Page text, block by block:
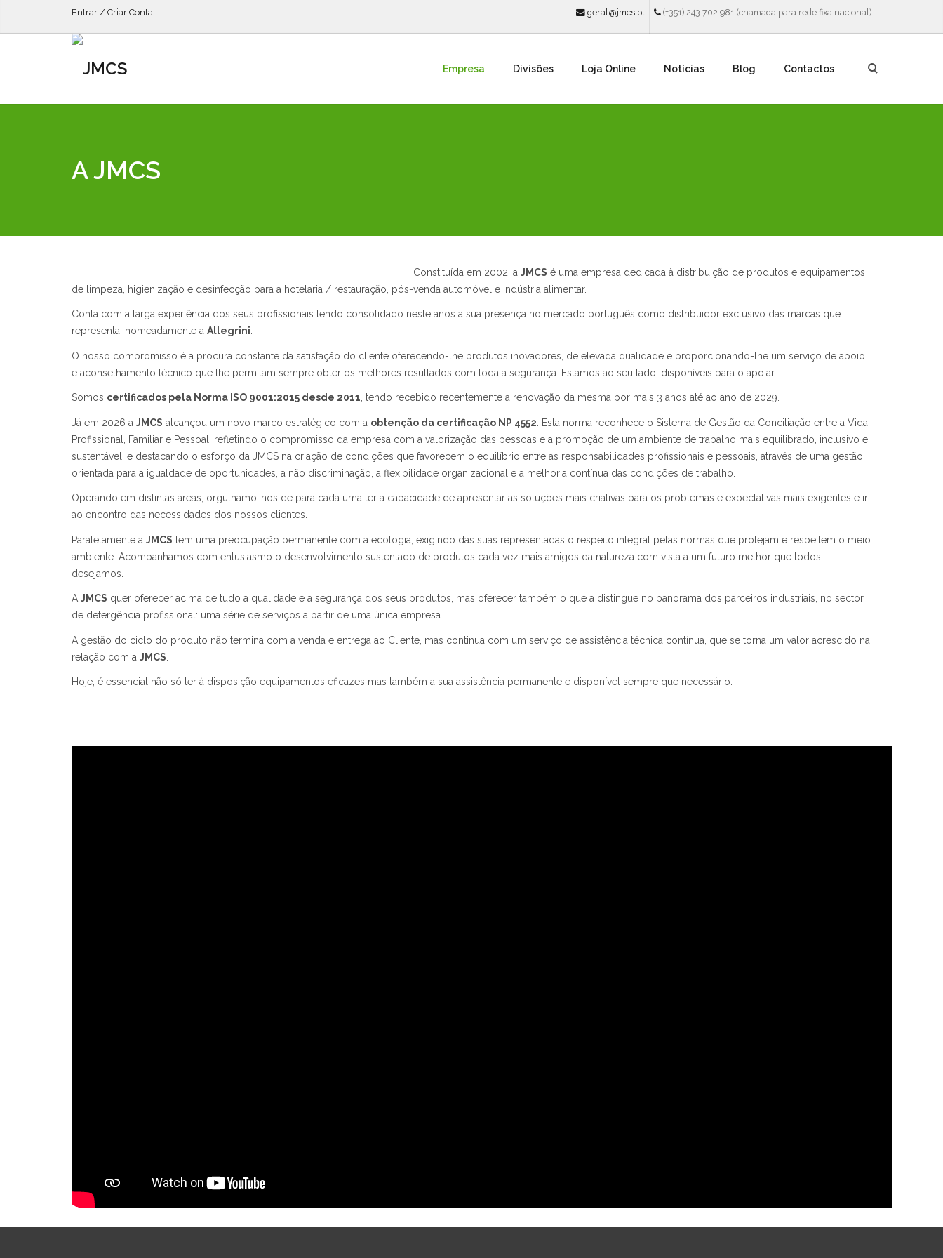
Entrar / Criar Conta geral@jmcs.pt (+351) 243 702 981 (chamada para rede fixa nacional)
Empresa Divisões Loja Online Notícias Blog Contactos
A JMCS
Constituída em 2002, a JMCS é uma empresa dedicada à distribuição de produtos e equipamentos
de limpeza, higienização e desinfecção para a hotelaria / restauração, pós-venda automóvel e indústria alimentar.
Conta com a larga experiência dos seus profissionais tendo consolidado neste anos a sua presença no mercado português como distribuidor exclusivo das marcas que
representa, nomeadamente a Allegrini
O nosso compromisso é a procura constante da satisfação do cliente oferecendo-lhe produtos inovadores, de elevada qualidade e proporcionando-lhe um serviço de apoio
e aconselhamento técnico que lhe permitam sempre obter os melhores resultados com toda a segurança. Estamos ao seu lado, disponíveis para o apoiar.
Somos certificados pela Norma ISO 9001:2015 desde 2011 , tendo recebido recentemente a renovação da mesma por mais 3 anos até ao ano de 2029.
Já em 2026 a JMCS alcançou um novo marco estratégico com a obtenção da certificação NP 4552 . Esta norma reconhece o Sistema de Gestão da Conciliação entre a Vida
Profissional, Familiar e Pessoal, refletindo o compromisso da empresa com a valorização das pessoas e a promoção de um ambiente de trabalho mais equilibrado, inclusivo e
sustentável, e destacando o esforço da JMCS na criação de condições que favorecem o equilíbrio entre as responsabilidades profissionais e pessoais, através de uma gestão
orientada para a igualdade de oportunidades, a não discriminação, a flexibilidade organizacional e a melhoria contínua das condições de trabalho.
Operando em distintas áreas, orgulhamo-nos de para cada uma ter a capacidade de apresentar as soluções mais criativas para os problemas e expectativas mais exigentes e ir
ao encontro das necessidades dos nossos clientes.
Paralelamente a JMCS tem uma preocupação permanente com a ecologia, exigindo das suas representadas o respeito integral pelas normas que protejam e respeitem o meio
ambiente. Acompanhamos com entusiasmo o desenvolvimento sustentado de produtos cada vez mais amigos da natureza com vista a um futuro melhor que todos
desejamos.
A JMCS quer oferecer acima de tudo a qualidade e a segurança dos seus produtos, mas oferecer também o que a distingue no panorama dos parceiros industriais, no sector
de detergência profissional: uma série de serviços a partir de uma única empresa.
A gestão do ciclo do produto não termina com a venda e entrega ao Cliente, mas continua com um serviço de assistência técnica contínua, que se torna um valor acrescido na
relação com a JMCS
Hoje, é essencial não só ter à disposição equipamentos eficazes mas também a sua assistência permanente e disponível sempre que necessário.